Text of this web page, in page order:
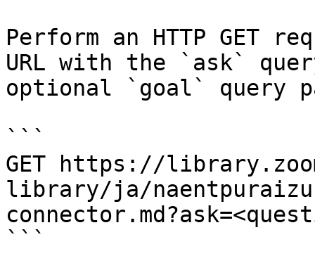
Perform an HTTP GET
URL with the `ask`
optional `goal` query
```
GET https://
library/ja/
```